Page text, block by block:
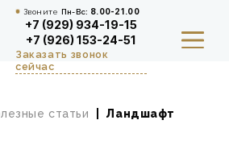
Звоните Пн-Вс: 8.00-21.00
+7 (929) 934-19-15
+7 (926) 153-24-51
Заказать звонок
сейчас
ЗОНА
статьи Ландшафт